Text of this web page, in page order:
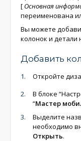
[ Основная
переименована
Вы можете
колонок и детали
Добавить
Откройте
В блоке
“Мастер
Выделите
необходимо
Открыть.